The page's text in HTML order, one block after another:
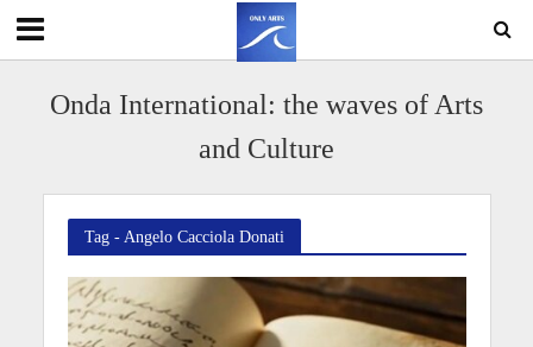
Onda International: the waves of Arts
and Culture
Tag - Angelo Cacciola Donati